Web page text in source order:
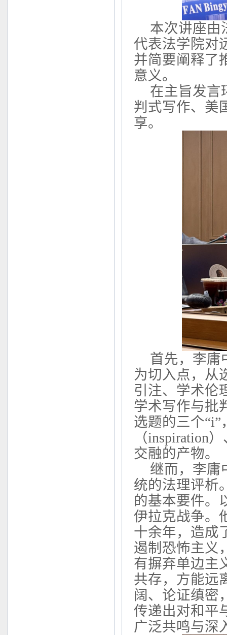
本次讲座由
代表法学院对
并简要阐释了
意义。
在主旨发言
判式写作、美
享。
首先，李庸
为切入点，从
引注、学术伦
学术写作与批
选题的三个“i”
（inspiration）
交融的产物。
继而， 李庸
统的法理评析
的基本要件。
伊拉克战争。
十余年， 造成
遏制恐怖主义
有摒弃单边主
共存，方能远
阔、论证缜密
传递出对和平
广泛共鸣与深